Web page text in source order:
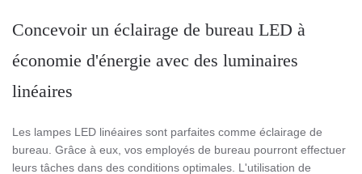
Concevoir un éclairage de bureau LED à
économie d'énergie avec des luminaires
linéaires
Les lampes LED linéaires sont parfaites comme éclairage de
bureau. Grâce à eux, vos employés de bureau pourront effectuer
leurs tâches dans des conditions optimales. L'utilisation de